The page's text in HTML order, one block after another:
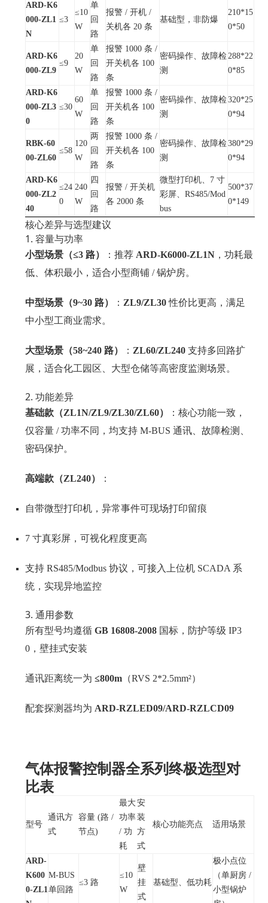
ARD-K6
000-ZL1
N
≤3
≤10
W
单
回
路
报警 / 开机 /
关机各 20 条
基础型，非防爆
210*15
0*50
ARD-K6
000-ZL9
≤9
20
W
单
回
路
报警 1000 条 /
开关机各 100
条
密码操作、故障检
测
288*22
0*85
ARD-K6
000-ZL3
0
≤30
60
W
单
回
路
报警 1000 条 /
开关机各 100
条
密码操作、故障检
测
320*25
0*94
RBK-60
00-ZL60
≤58
120
W
两
回
路
报警 1000 条 /
开关机各 100
条
密码操作、故障检
测
380*29
0*94
ARD-K6
000-ZL2
40
≤24
0
240
W
四
回
路
报警 / 开关机
各 2000 条
微型打印机、7 寸
彩屏、RS485/Mod
bus
500*37
0*149
核心差异与选型建议
1. 容量与功率
小型场景（≤3 路） ：推荐 ARD-K6000-ZL1N ，功耗最
低、体积最小，适合小型商铺 / 锅炉房。
中型场景（9~30 路） ： ZL9/ZL30性价比更高，满足
中小型工商业需求。
大型场景（58~240 路） ： ZL60/ZL240 支持多回路扩
展，适合化工园区、大型仓储等高密度监测场景。
2. 功能差异
基础款（ZL1N/ZL9/ZL30/ZL60）
：核心功能一致，
仅容量 / 功率不同，均支持 M-BUS 通讯、故障检测、
密码保护。
高端款（ZL240） ：
自带微型打印机，异常事件可现场打印留痕
7 寸真彩屏，可视化程度更高
支持 RS485/Modbus 协议，可接入上位机 SCADA 系
统，实现异地监控
3. 通用参数
所有型号均遵循GB 16808-2008 国标，防护等级 IP3
0，壁挂式安装
通讯距离统一为≤800m （RVS 2*2.5mm²）
配套探测器均为 ARD-RZLED09/ARD-RZLCD09
气体报警控制器全系列终极选型对
比表
型号
通讯方
式
容量 (路 /
节点)
最大
功率
/ 功
耗
安
装
方
式
核心功能亮点 适用场景
ARD-
K600
0-ZL1
M-BUS
单回路
≤3 路
≤10
W
壁
挂
式
基础型、低功耗
极小点位
（单厨房 /
小型锅炉